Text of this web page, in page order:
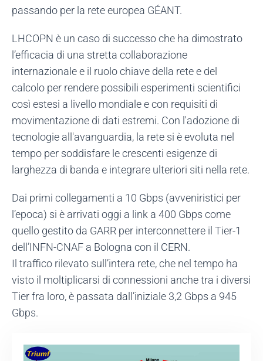
passando per la rete europea GÉANT.
LHCOPN è un caso di successo che ha dimostrato
l’efficacia di una stretta collaborazione
internazionale e il ruolo chiave della rete e del
calcolo per rendere possibili esperimenti scientifici
così estesi a livello mondiale e con requisiti di
movimentazione di dati estremi. Con l'adozione di
tecnologie all'avanguardia, la rete si è evoluta nel
tempo per soddisfare le crescenti esigenze di
larghezza di banda e integrare ulteriori siti nella rete.
Dai primi collegamenti a 10 Gbps (avveniristici per
l’epoca) si è arrivati oggi a link a 400 Gbps come
quello gestito da GARR per interconnettere il Tier-1
dell’INFN-CNAF a Bologna con il CERN.
Il traffico rilevato sull’intera rete, che nel tempo ha
visto il moltiplicarsi di connessioni anche tra i diversi
Tier fra loro, è passata dall’iniziale 3,2 Gbps a 945
Gbps.